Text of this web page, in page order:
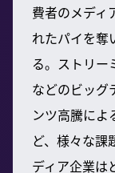
費者のメディ
れたパイを奪
る。ストリー
などのビッグ
ンツ高騰によ
ど、様々な課
ディア企業は